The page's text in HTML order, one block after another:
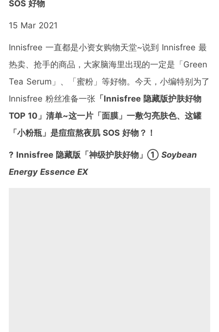
SOS 好物
15 Mar 2021
Innisfree 一直都是小资女购物天堂~说到 Innisfree 最
热卖、抢手的商品，大家脑海里出现的一定是「Green
Tea Serum」、「蜜粉」等好物。今天，小编特别为了
Innisfree 粉丝准备一张 「Innisfree 隐藏版护肤好物
TOP 10」清单~这一片「面膜」一敷匀亮肤色、这罐
「小粉瓶」是痘痘熬夜肌 SOS 好物？！
? Innisfree 隐藏版「神级护肤好物」① Soybean
Energy Essence EX